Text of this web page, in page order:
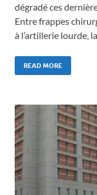
dégradé ces
Entre frappes
à l’artillerie lourde,
READ MORE